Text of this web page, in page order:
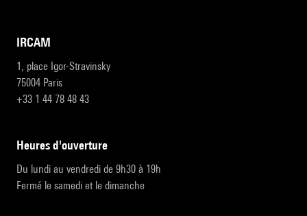
IRCAM
1, place Igor-Stravinsky
75004 Paris
+33 1 44 78 48 43
heures d'ouverture
Du lundi au vendredi de 9h30 à 19h
Fermé le samedi et le dimanche